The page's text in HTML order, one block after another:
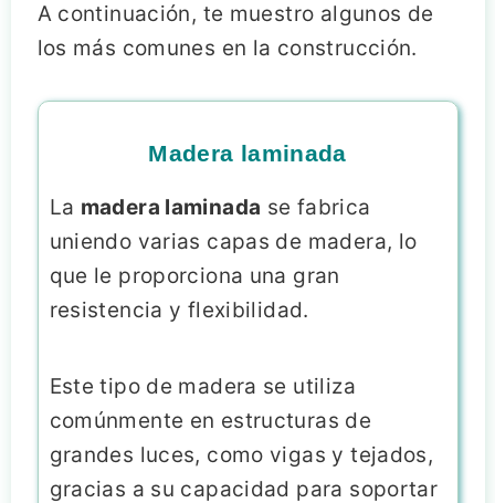
A continuación, te muestro algunos de
los más comunes en la construcción.
Madera laminada
La madera laminada se fabrica
uniendo varias capas de madera, lo
que le proporciona una gran
resistencia y flexibilidad.
Este tipo de madera se utiliza
comúnmente en estructuras de
grandes luces, como vigas y tejados,
gracias a su capacidad para soportar